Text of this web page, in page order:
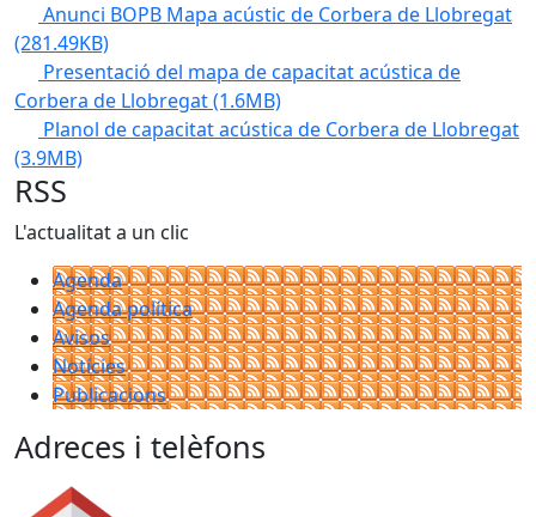
Anunci BOPB Mapa acústic de Corbera de Llobregat
(281.49KB)
Presentació del mapa de capacitat acústica de
Corbera de Llobregat(1.6MB)
Planol de capacitat acústica de Corbera de Llobregat
(3.9MB)
RSS
L'actualitat a un clic
Agenda
Agenda política
Avisos
Notícies
Publicacions
Adreces i telèfons